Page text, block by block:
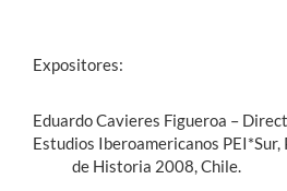
Expositores:
Eduardo Cavieres Figueroa –
Estudios Iberoamericanos
de Historia 2008, Chile.